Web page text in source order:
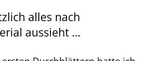
alles nach
aussieht …